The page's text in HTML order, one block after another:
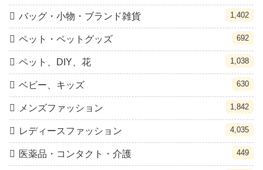
バッグ・小物・ブランド雑貨 1,402
ペット・ペットグッズ 692
ペット、DIY、花 1,038
ベビー、キッズ 630
メンズファッション 1,842
レディースファッション 4,035
医薬品・コンタクト・介護 449